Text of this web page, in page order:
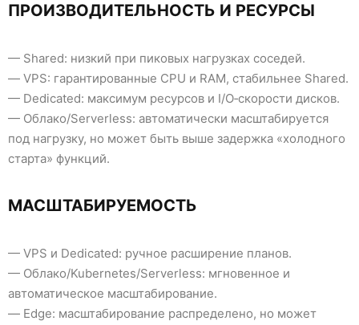
ПРОИЗВОДИТЕЛЬНОСТЬ И РЕСУРСЫ
— Shared: низкий при пиковых нагрузках соседей.
— VPS: гарантированные CPU и RAM, стабильнее Shared.
— Dedicated: максимум ресурсов и I/O‑скорости дисков.
— Облако/Serverless: автоматически масштабируется
под нагрузку, но может быть выше задержка «холодного
старта» функций.
МАСШТАБИРУЕМОСТЬ
— VPS и Dedicated: ручное расширение планов.
— Облако/Kubernetes/Serverless: мгновенное и
автоматическое масштабирование.
— Edge: масштабирование распределено, но может